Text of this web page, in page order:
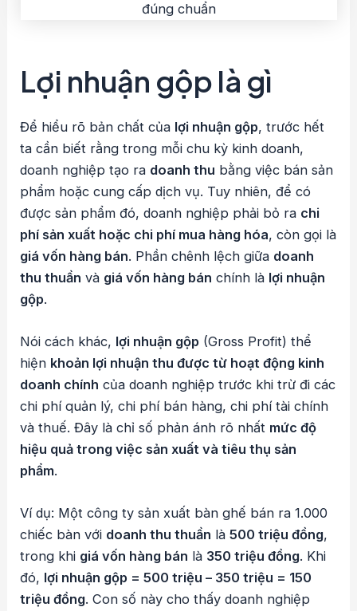
Lợi nhuận gộp là gì
Để hiểu rõ bản chất của lợi nhuận gộp, trước hết
ta cần biết rằng trong mỗi chu kỳ kinh doanh,
doanh nghiệp tạo ra doanh thu bằng việc bán sản
phẩm hoặc cung cấp dịch vụ. Tuy nhiên, để có
được sản phẩm đó, doanh nghiệp phải bỏ ra chi
phí sản xuất hoặc chi phí mua hàng hóa, còn gọi là
giá vốn hàng bán. Phần chênh lệch giữa doanh
thu thuần và giá vốn hàng bán chính là lợi nhuận
gộp.
Nói cách khác, lợi nhuận gộp (Gross Profit) thể
hiện khoản lợi nhuận thu được từ hoạt động kinh
doanh chính của doanh nghiệp trước khi trừ đi các
chi phí quản lý, chi phí bán hàng, chi phí tài chính
và thuế. Đây là chỉ số phản ánh rõ nhất mức độ
hiệu quả trong việc sản xuất và tiêu thụ sản
phẩm.
Ví dụ: Một công ty sản xuất bàn ghế bán ra 1.000
chiếc bàn với doanh thu thuần là500 triệu đồng,
trong khi giá vốn hàng bán là 350 triệu đồng. Khi
đó, lợi nhuận gộp = 500 triệu – 350 triệu = 150
triệu đồng. Con số này cho thấy doanh nghiệp